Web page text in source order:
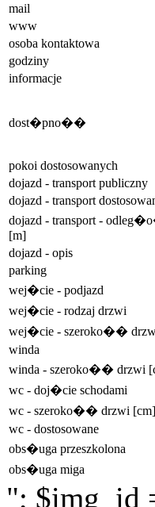
mail
www
osoba kontaktowa
godziny
informacje
dost�pno��
pokoi dostosowanych
dojazd - transport publiczny
dojazd - transport
dojazd - transport -
[m]
dojazd - opis
parking
wej�cie - podjazd
wej�cie - rodzaj drzwi
wej�cie - szeroko��
winda
winda - szeroko�� drzwi
wc - doj�cie schodami
wc - szeroko�� drzwi [cm]
wc - dostosowane
obs�uga przeszkolona
obs�uga miga
"; $img_id